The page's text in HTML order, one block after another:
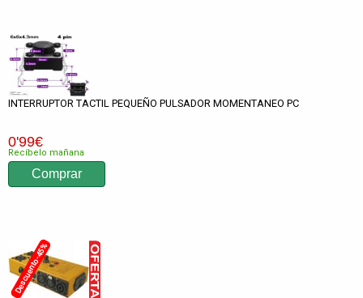
INTERRUPTOR TACTIL PEQUEÑO PULSADOR MOMENTANEO PC
0'99€
Recíbelo mañana
Descuento -45%